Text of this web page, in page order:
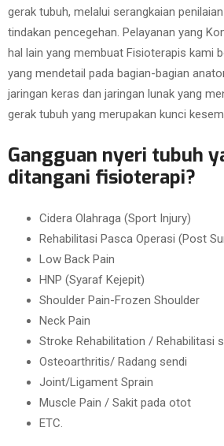
gerak tubuh, melalui serangkaian
tindakan pencegehan. Pelayanan yang
hal lain yang membuat Fisioterapis kami
yang mendetail pada bagian-bagian
jaringan keras dan jaringan lunak yang
gerak tubuh yang merupakan kunci
Gangguan nyeri tubuh
ditangani fisioterapi?
Cidera Olahraga (Sport Injury)
Rehabilitasi Pasca Operasi (Post
Low Back Pain
HNP (Syaraf Kejepit)
Shoulder Pain-Frozen Shoulder
Neck Pain
Stroke Rehabilitation / Rehabilitasi
Osteoarthritis/ Radang sendi
Joint/Ligament Sprain
Muscle Pain / Sakit pada otot
ETC.